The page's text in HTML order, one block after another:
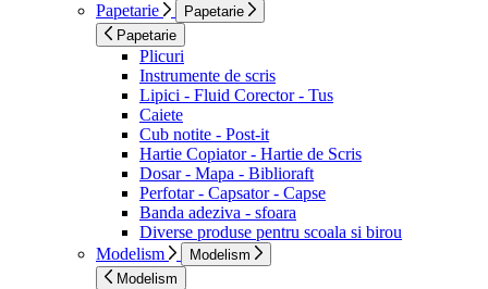
Papetarie
Papetarie
Papetarie
Plicuri
Instrumente de scris
Lipici - Fluid Corector - Tus
Caiete
Cub notite - Post-it
Hartie Copiator - Hartie de Scris
Dosar - Mapa - Biblioraft
Perfotar - Capsator - Capse
Banda adeziva - sfoara
Diverse produse pentru scoala si birou
Modelism
Modelism
Modelism